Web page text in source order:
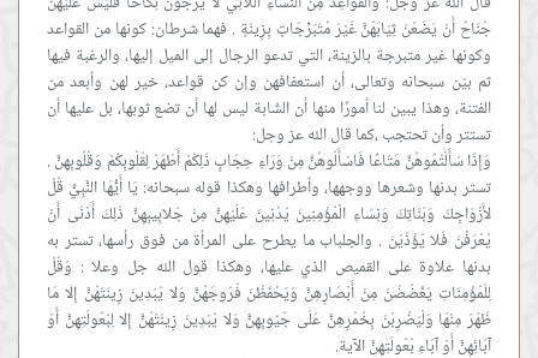
جُنَاحٌ أَنْ يَضَعْنَ ثِيَابَهُنَّ غَيْرَ مُتَبَرِّجَاتٍ بِزِينَةٍ . فهما شرطان: كونها من القواعد
وكونها غير متبرجة بالزينة، التي تدعو الرجال إلى الميل إليها، والرغبة فيها
ثم بيّن سبحانه وتعالى، أن استعفافهن وإن كن قواعد، خير لهن وأبعد من
الفتنة، وهذا يبين لنا أمورًا منها أن الشّابة ليس لها أن تضع ثوبها، بل عليها أن
وَإِذَا سَأَلْتُمُوهُنَّ مَتَاعًا فَاسْأَلُوهُنَّ مِنْ وَرَاءِ حِجَابٍ ذَلِكُمْ أَطْهَرُ لِقُلُوبِكُمْ وَقُلُوبِهِنَّ .
تستر بدنها وشعرها ووجهها، وأطرافها وهكذا قوله سبحانه: يَا أَيُّهَا النَّبِيُّ قُلْ
لأَزْوَاجِكَ وَبَنَاتِكَ وَنِسَاءِ الْمُؤْمِنِينَ يُدْنِينَ عَلَيْهِنَّ مِنْ جَلابِيبِهِنَّ ذَلِكَ أَدْنَى أَنْ
يُعْرَفْنَ فَلا يُؤْذَيْنَ . والجلباب ما يطرح على المرأة من فوق رأسها، تستر به
بدنها علاوة على القميص الذي عليها، وهكذا قول الله جل وعلا : وَقُلْ
لِلْمُؤْمِنَاتِ يَغْضُضْنَ مِنْ أَبْصَارِهِنَّ وَيَحْفَظْنَ فُرُوجَهُنَّ وَلا يُبْدِينَ زِينَتَهُنَّ إِلا مَا
ظَهَرَ مِنْهَا وَلْيَضْرِبْنَ بِخُمُرِهِنَّ عَلَى جُيُوبِهِنَّ وَلا يُبْدِينَ زِينَتَهُنَّ إِلا لِبُعُولَتِهِنَّ أَوْ